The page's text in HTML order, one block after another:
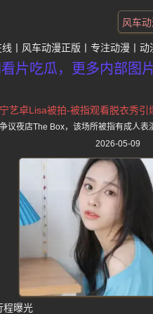
风车
风车动漫正版 专注动漫 动
片吃瓜，更多内部图
宁艺卓Lisa被拍-被指观看脱衣秀
议夜店The Box，该场所被指有成人
2026-05-09
程曝光